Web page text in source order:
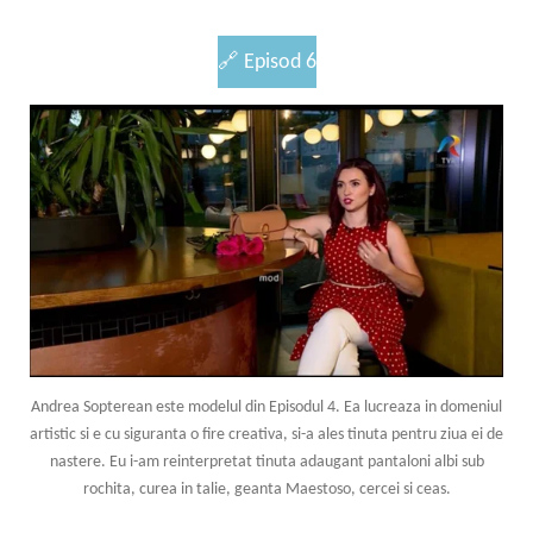
🔗 Episod 6
Andrea Sopterean este modelul din Episodul 4. Ea lucreaza in domeniul
artistic si e cu siguranta o fire creativa, si-a ales tinuta pentru ziua ei de
nastere. Eu i-am reinterpretat tinuta adaugant pantaloni albi sub
rochita, curea in talie, geanta Maestoso, cercei si ceas.